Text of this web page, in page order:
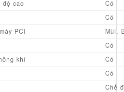
độ cao
Có
Có
PCI
Mùi,
Có
khí
Có
Có
Chế